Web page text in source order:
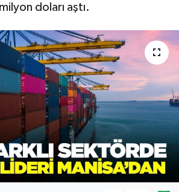
milyon doları aştı.